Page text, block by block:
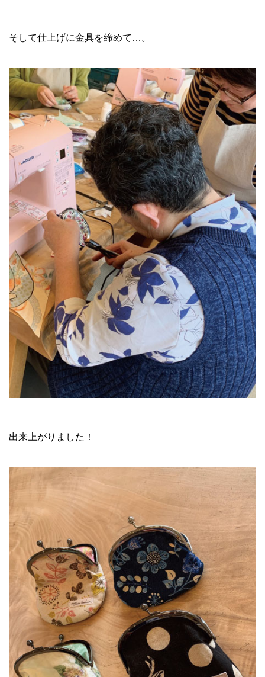
そして仕上げに金具を締めて…。
出来上がりました！